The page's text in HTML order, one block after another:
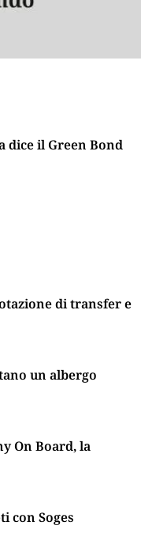
dice il Green Bond
di transfer e
un albergo
On Board, la
con Soges